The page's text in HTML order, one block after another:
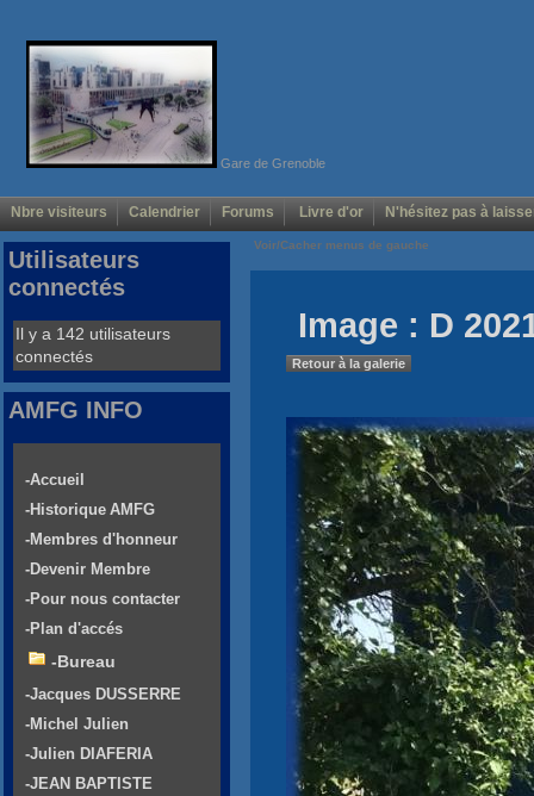
Gare de Grenoble
Nbre visiteurs Calendrier Forums Livre d'or N'hésitez pas à
Voir/Cacher menus de gauche
Image : D
Retour à la galerie
Utilisateurs
connectés
Il y a 142 utilisateurs
connectés
AMFG INFO
-Accueil
-Historique AMFG
-Membres d'honneur
-Devenir Membre
-Pour nous contacter
-Plan d'accés
-Bureau
-Jacques DUSSERRE
-Michel Julien
-Julien DIAFERIA
-JEAN BAPTISTE